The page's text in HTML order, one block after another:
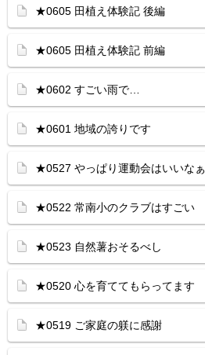
★0605 田植え体験記 後編
★0605 田植え体験記 前編
★0602 すごい雨で…
★0601 地域の誇りです
★0527 やっぱり運動会はいいなぁ
★0522 常南小のクラブはすごい
★0523 自然薯おそるべし
★0520 心を育ててもらってます
★0519 ご家庭の躾に感謝